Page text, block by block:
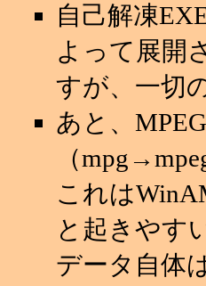
自己解凍
よって展開
すが、一切
あと、
（
これは
と起きやす
データ自体